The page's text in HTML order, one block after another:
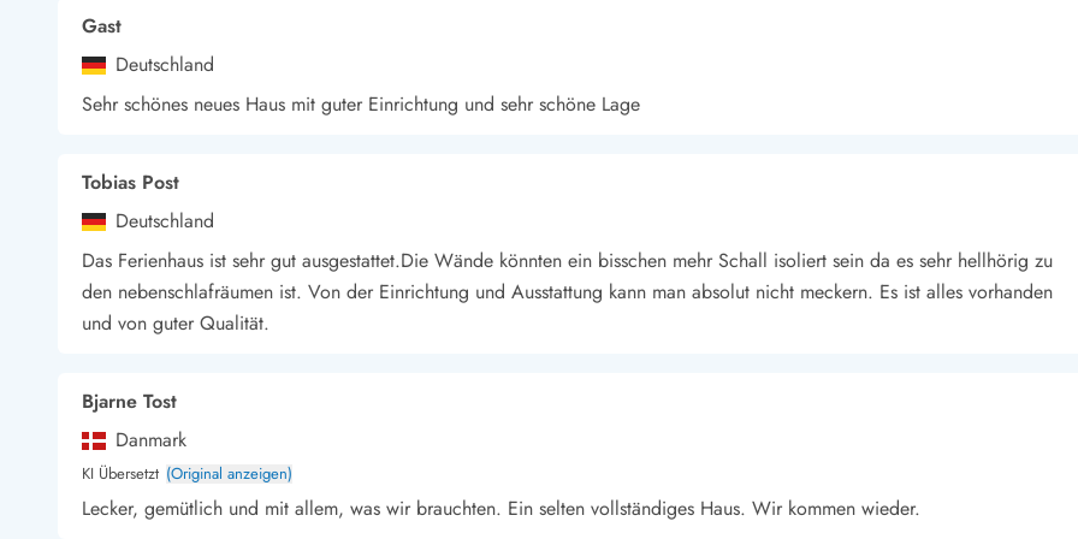
Gast
Deutschland
Sehr schönes neues Haus mit guter Einrichtung und sehr schöne Lage
Tobias Post
Deutschland
Das Ferienhaus ist sehr gut ausgestattet.Die Wände könnten ein bisschen mehr Schall isoliert sein da es sehr hellhörig zu
den nebenschlafräumen ist. Von der Einrichtung und Ausstattung kann man absolut nicht meckern. Es ist alles vorhanden
und von guter Qualität.
Bjarne Tost
Danmark
KI Übersetzt (Original anzeigen)
Lecker, gemütlich und mit allem, was wir brauchten. Ein selten vollständiges Haus. Wir kommen wieder.